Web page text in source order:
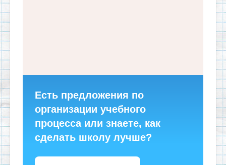
Есть предложения по
организации учебного
процесса или знаете, как
сделать школу лучше?